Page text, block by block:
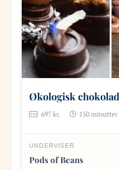
Økologisk
697kr. 150minutter
UNDERVISER
Pods of Beans